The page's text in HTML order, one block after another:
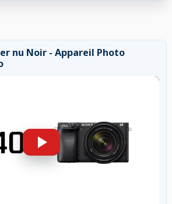
nu Noir - Appareil Photo